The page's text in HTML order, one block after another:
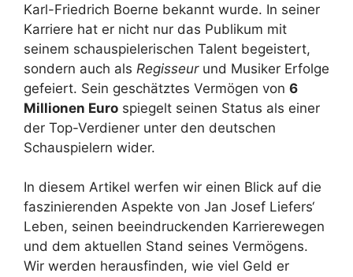
Karl-Friedrich Boerne bekannt wurde. In seiner
Karriere hat er nicht nur das Publikum mit
seinem schauspielerischen Talent begeistert,
sondern auch als Regisseurund Musiker Erfolge
gefeiert. Sein geschätztes Vermögen von 6
Millionen Euro spiegelt seinen Status als einer
der Top-Verdiener unter den deutschen
Schauspielern wider.
In diesem Artikel werfen wir einen Blick auf die
faszinierenden Aspekte von Jan Josef Liefers‘
Leben, seinen beeindruckenden Karrierewegen
und dem aktuellen Stand seines Vermögens.
Wir werden herausfinden, wie viel Geld er